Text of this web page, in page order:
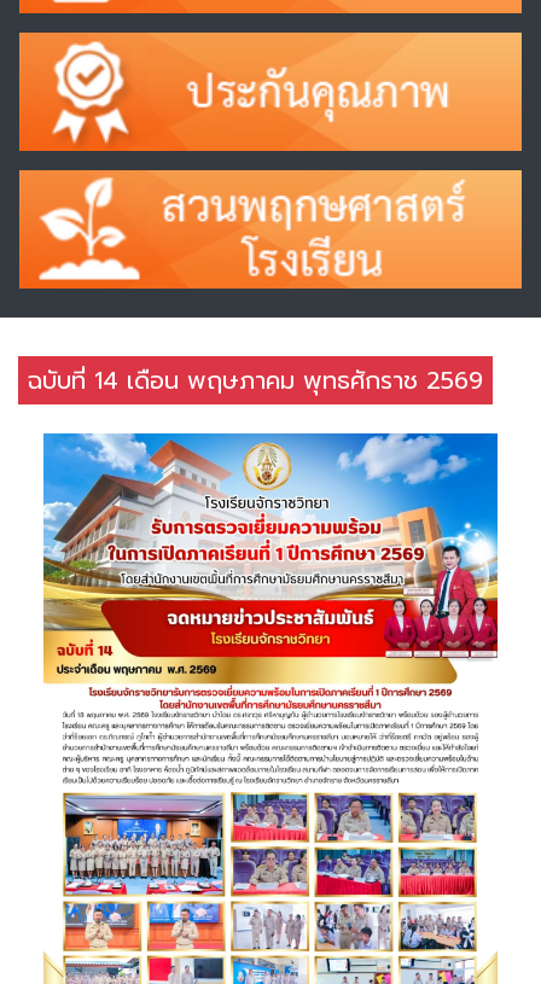
ฉบับที่ 14 เดือน พฤษภาคม พุทธศักราช 2569